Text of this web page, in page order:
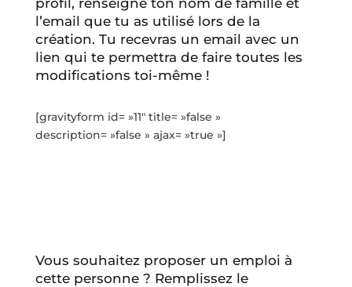
profil, renseigne ton nom de famille et
l’email que tu as utilisé lors de la
création. Tu recevras un email avec un
lien qui te permettra de faire toutes les
modifications toi-même !
[gravityform id= »11″ title= »false »
description= »false » ajax= »true »]
Vous souhaitez proposer un emploi à
cette personne ? Remplissez le